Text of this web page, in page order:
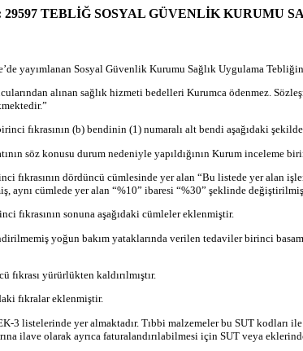
: 29597 TEBLİĞ SOSYAL GÜVENLİK
yayımlanan Sosyal Güvenlik Kurumu Sağlık Uygulama
alınan sağlık hizmeti bedelleri Kurumca ödenmez.
fıkrasının (b) bendinin (1) numaralı alt bendi aşağıdaki
söz konusu durum nedeniyle yapıldığının Kurum inceleme
fıkrasının dördüncü cümlesinde yer alan “Bu listede yer alan
aynı cümlede yer alan “%10” ibaresi “%30” şeklinde değiştirilmiş
fıkrasının sonuna aşağıdaki cümleler eklenmiştir.
yoğun bakım yataklarında verilen tedaviler birinci
fıkrası yürürlükten kaldırılmıştır.
fıkralar eklenmiştir.
3 listelerinde yer almaktadır. Tıbbi malzemeler bu SUT kodları
ilave olarak ayrıca faturalandırılabilmesi için SUT veya